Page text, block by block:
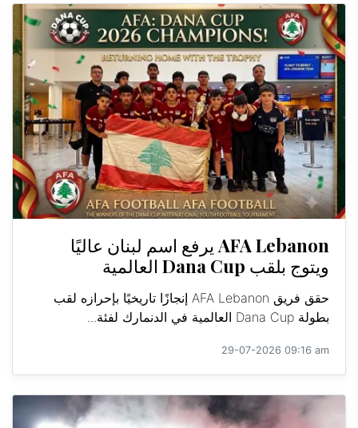
AFA Lebanon يرفع اسم لبنان عاليًا
ويتوج بلقب Dana Cup العالمية
حقق فريق AFA Lebanon إنجازًا تاريخيًا بإحرازه لقب
بطولة Dana Cup العالمية في الدنمارك لفئة...
29-07-2026 09:16 am